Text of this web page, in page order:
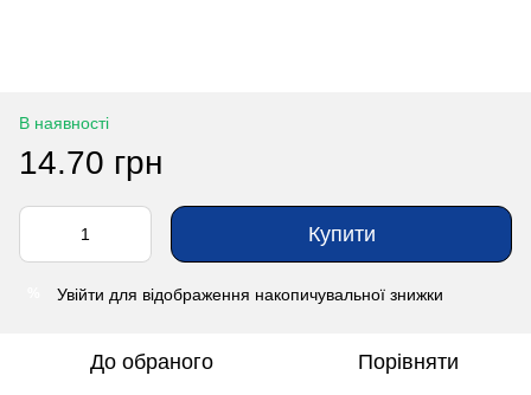
В наявності
14.70 грн
Купити
Увійти для відображення накопичувальної знижки
До обраного Порівняти